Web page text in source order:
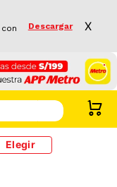
Descargar X
Elegir